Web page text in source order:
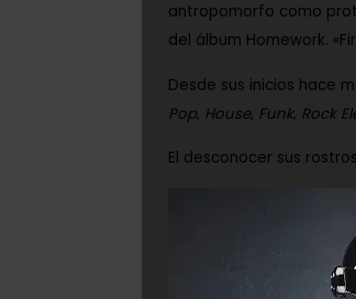
antropomorfo como
del álbum Homework.
Desde sus inicios hace
Pop, House, Funk, Rock
El desconocer sus